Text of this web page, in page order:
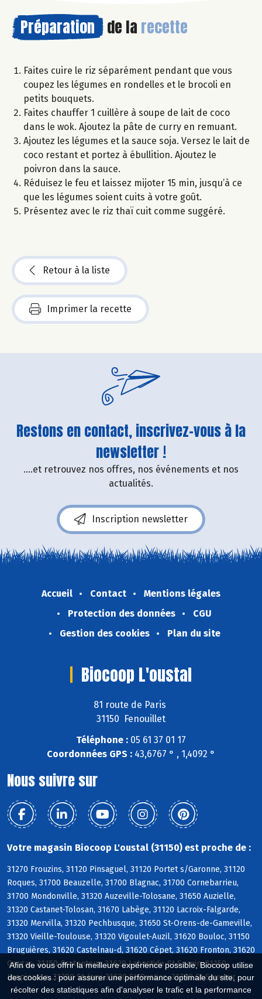
Afin de vous offrir la meilleure expérience possible, Biocoop utilise
des cookies : pour assurer une performance optimale du site, pour
récolter des statistiques afin d'analyser le trafic et la performance
Préparation de la recette
Faites cuire le riz séparément pendant que vous
coupez les légumes en rondelles et le brocoli en
petits bouquets.
Faites chauffer 1 cuillère à soupe de lait de coco
dans le wok. Ajoutez la pâte de curry en remuant.
Ajoutez les légumes et la sauce soja. Versez le lait de
coco restant et portez à ébullition. Ajoutez le
poivron dans la sauce.
Réduisez le feu et laissez mijoter 15 min, jusqu’à ce
que les légumes soient cuits à votre goût.
Présentez avec le riz thaï cuit comme suggéré.
Retour à la liste
Imprimer la recette
Restons en contact, inscrivez-vous à la
newsletter !
....et retrouvez nos offres, nos événements et nos
actualités.
Inscription newsletter
Accueil Contact
Mentions légales
Protection des données
CGU
Gestion des cookies
Plan du site
Biocoop L'oustal
81 route de Paris
31150 Fenouillet
Téléphone : 05 61 37 01 17
Coordonnées GPS : 43,6767 ° , 1,4092 °
Nous suivre sur
Votre magasin Biocoop L'oustal (31150) est proche de :
31270 Frouzins, 31120 Pinsaguel, 31120 Portet s/Garonne, 31120
Roques, 31700 Beauzelle, 31700 Blagnac, 31700 Cornebarrieu,
31700 Mondonville, 31320 Auzeville-Tolosane, 31650 Auzielle,
31320 Castanet-Tolosan, 31670 Labège, 31120 Lacroix-Falgarde,
31320 Mervilla, 31320 Pechbusque, 31650 St-Orens-de-Gameville,
31320 Vieille-Toulouse, 31320 Vigoulet-Auzil, 31620 Bouloc, 31150
Bruguières, 31620 Castelnau-d, 31620 Cépet, 31620 Fronton, 31620
Gargas, 31150 Gratentour, 31620 Labastide-St-Sernin, 31150
Lespinasse, 31790 St-Jory, 31620 St-Rustice, 31790 St-Sauveur